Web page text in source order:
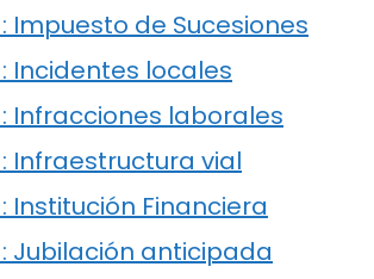
Impuesto de Sucesiones
Incidentes locales
Infracciones laborales
Infraestructura vial
Institución Financiera
Jubilación anticipada